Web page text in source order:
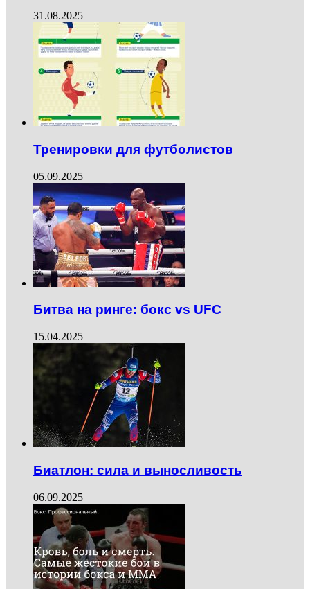
31.08.2025
Тренировки для футболистов
05.09.2025
Битва на ринге: бокс vs UFC
15.04.2025
Биатлон: сила и выносливость
06.09.2025